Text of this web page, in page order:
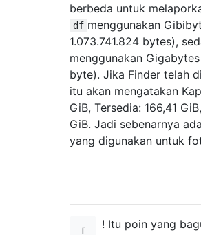
berbeda untuk
df menggunakan
1.073.741.824 bytes),
menggunakan
byte). Jika Finder telah
itu akan mengatakan
GiB, Tersedia: 166,41
GiB. Jadi sebenarnya
yang digunakan untuk
! Itu poin yang